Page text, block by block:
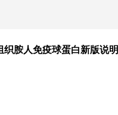
织胺人免疫球蛋白新版说明